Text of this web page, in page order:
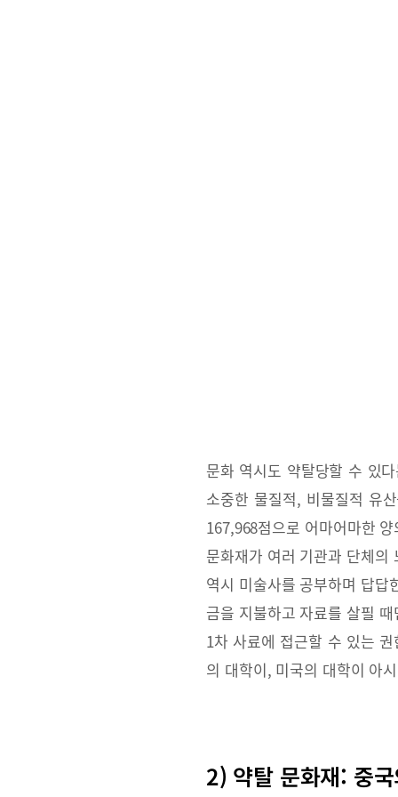
문화 역시도 약탈당할 수 있
소중한 물질적, 비물질적 유
167,968점으로 어마어마한
문화재가 여러 기관과 단체
역시 미술사를 공부하며 답
금을 지불하고 자료를 살필
1차 사료에 접근할 수 있는
의 대학이, 미국의 대학이 아
2) 약탈 문화재: 중